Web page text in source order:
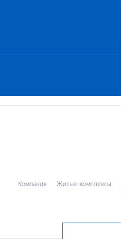
Компания Жилые комплексы